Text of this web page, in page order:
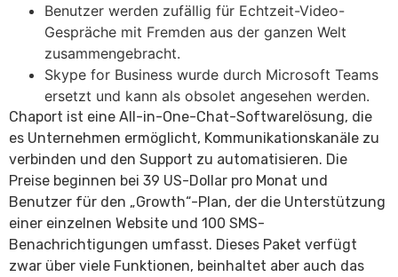
Benutzer werden zufällig für Echtzeit-Video-
Gespräche mit Fremden aus der ganzen Welt
zusammengebracht.
Skype for Business wurde durch Microsoft Teams
ersetzt und kann als obsolet angesehen werden.
Chaport ist eine All-in-One-Chat-Softwarelösung, die
es Unternehmen ermöglicht, Kommunikationskanäle zu
verbinden und den Support zu automatisieren. Die
Preise beginnen bei 39 US-Dollar pro Monat und
Benutzer für den „Growth“-Plan, der die Unterstützung
einer einzelnen Website und 100 SMS-
Benachrichtigungen umfasst. Dieses Paket verfügt
zwar über viele Funktionen, beinhaltet aber auch das